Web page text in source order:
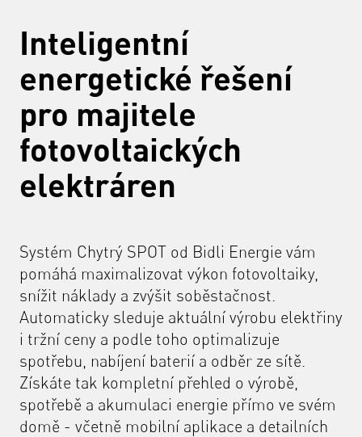
Inteligentní
energetické řešení
pro majitele
fotovoltaických
elektráren
Systém Chytrý SPOT od Bidli Energie vám
pomáhá maximalizovat výkon fotovoltaiky,
snížit náklady a zvýšit soběstačnost.
Automaticky sleduje aktuální výrobu elektřiny
i tržní ceny a podle toho optimalizuje
spotřebu, nabíjení baterií a odběr ze sítě.
Získáte tak kompletní přehled o výrobě,
spotřebě a akumulaci energie přímo ve svém
domě - včetně mobilní aplikace a detailních